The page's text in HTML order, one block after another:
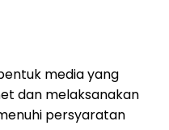
media yang
dan melaksanakan
persyaratan